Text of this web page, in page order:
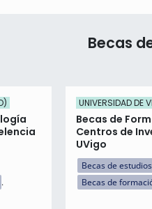
Becas
UNIVERSIDAD DE
Becas de
Centros de
UVigo
Becas de estudios
Becas de